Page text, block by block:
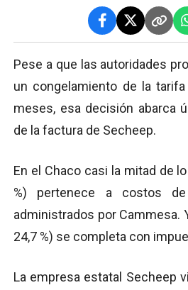
Pese a que las autoridades
un congelamiento de la
meses, esa decisión abarca
de la factura de Secheep.
En el Chaco casi la mitad de
%) pertenece a costos de
administrados por Cammesa.
24,7 %) se completa con
La empresa estatal Secheep